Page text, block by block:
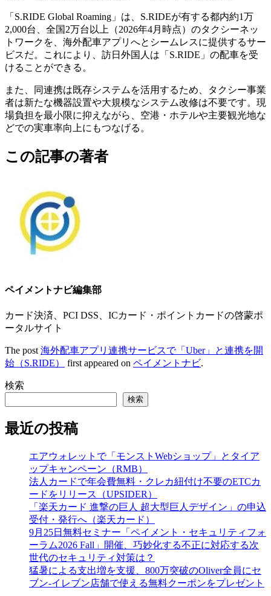
「S.RIDE Global Roaming」は、S.RIDEが有する都内約1万
2,000台、全国2万台以上（2026年4月時点）のタクシーネッ
トワークを、海外配車アプリへとシームレスに提供するサー
ビスだ。これにより、訪日外国人は「S.RIDE」の配車を受
けることができる。
また、同連携は既存システムを活用するため、タクシー事業
者は新たな機器設置や大規模なシステム改修は不要です。現
場負担を最小限に抑えながら、空港・ホテルや主要観光地な
どでの実車率向上にもつなげる。
この記事の著者
ペイメントナビ編集部
カード決済、PCI DSS、ICカード・ポイントカードの啓蒙ポ
ータルサイト
The post 海外配車アプリ連携サービスで「Uber」と連携を開
始（S.RIDE）
first appeared on ペイメントナビ.
検索
検索
最近の投稿
エアウォレットで「モンストWebショップ」とタイア
ップキャンペーン（RMB）
法人カードで年会費無料・クレカ紐付け不要のETCカ
ードをリリース（UPSIDER）
「楽天カード 進撃の巨人 超大型巨人デザイン」の申込
受付・発行へ（楽天カード）
9月25日無料セミナー「ペイメント・セキュリティフォ
ーラム2026 Fall」開催、巧妙化する不正に対応する次
世代のセキュリティ対策は？
猛暑による支出増を支援、800万突破のOliver全員にセ
ブン‐イレブン店舗で使える無料クーポンをプレゼント